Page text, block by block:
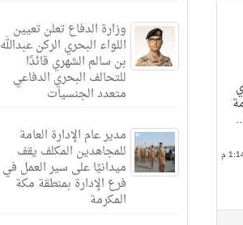
وزارة الدفاع تعلن تعيين
اللواء البحري الركن عبدالله
بن سالم الشهري قائدًا
للتحالف البحري الدفاعي
متعدد الجنسيات
مدير عام الإدارة العامة
للمجاهدين المكلف يقف
ميدانيًا على سير العمل في
فرع الإدارة بمنطقة مكة
المكرمة